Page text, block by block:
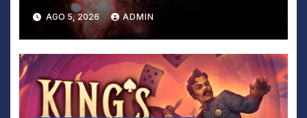
AGO 5, 2026 ADMIN